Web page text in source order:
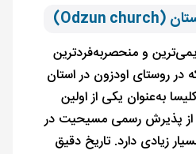
و منحصربه‌فردترین
در روستای اودزون در استان
به‌عنوان یکی از اولین
پذیرش رسمی مسیحیت در
زیادی دارد. تاریخ دقیق